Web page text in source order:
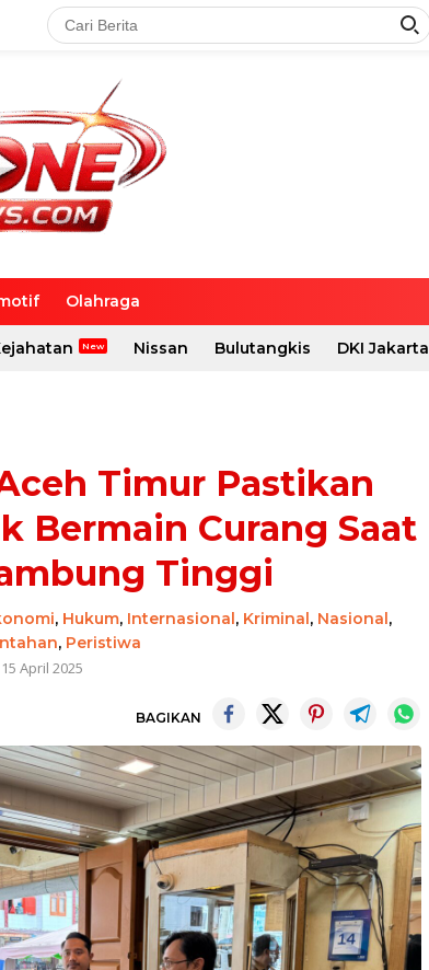
Olahraga
Nissan Bulutangkis DKI Jakarta
Timur Pastikan
Bermain Curang Saat
Tinggi
, Hukum, Internasional, Kriminal, Nasional,
, Peristiwa
15 April 2025
BAGIKAN